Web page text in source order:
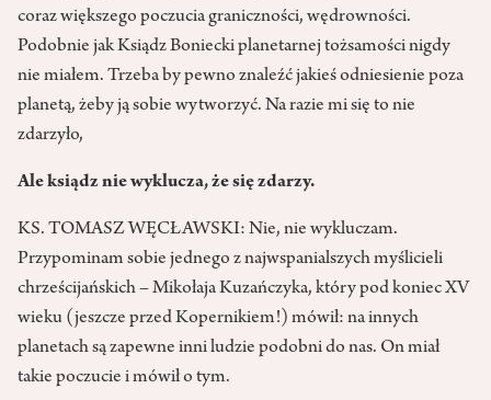
coraz większego poczucia graniczności, wędrowności.
Podobnie jak Ksiądz Boniecki planetarnej tożsamości nigdy
nie miałem. Trzeba by pewno znaleźć jakieś odniesienie poza
planetą, żeby ją sobie wytworzyć. Na razie mi się to nie
zdarzyło,
Ale ksiądz nie wyklucza, że się zdarzy.
KS. TOMASZ WĘCŁAWSKI: Nie, nie wykluczam.
Przypominam sobie jednego z najwspanialszych myślicieli
chrześcijańskich – Mikołaja Kuzańczyka, który pod koniec XV
wieku (jeszcze przed Kopernikiem!) mówił: na innych
planetach są zapewne inni ludzie podobni do nas. On miał
takie poczucie i mówił o tym.